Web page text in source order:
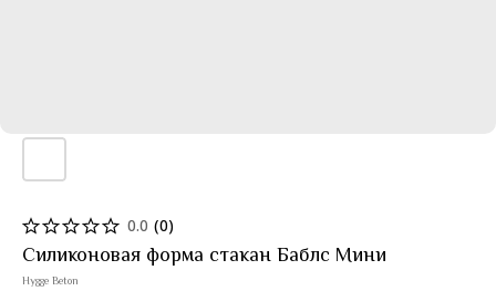
0.0 (0)
Силиконовая форма стакан Баблс Мини
Hygge Beton